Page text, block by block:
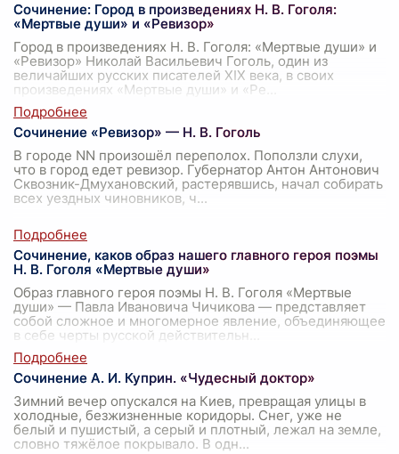
Сочинение: Город в произведениях Н. В. Гоголя:
«Мертвые души» и «Ревизор»
Город в произведениях Н. В. Гоголя: «Мертвые души» и
«Ревизор» Николай Васильевич Гоголь, один из
величайших русских писателей XIX века, в своих
произведениях «Мертвые души» и «Ре
Сочинение «Ревизор» — Н. В. Гоголь
В городе NN произошёл переполох. Поползли слухи,
что в город едет ревизор. Губернатор Антон Антонович
Сквозник-Дмухановский, растерявшись, начал собирать
всех уездных чиновников, ч...
Сочинение, каков образ нашего главного героя поэмы
Н. В. Гоголя «Мертвые души»
Образ главного героя поэмы Н. В. Гоголя «Мертвые
души» — Павла Ивановича Чичикова — представляет
собой сложное и многомерное явление, объединяющее
в себе черты русской действительн
Сочинение А. И. Куприн. «Чудесный доктор»
Зимний вечер опускался на Киев, превращая улицы в
холодные, безжизненные коридоры. Снег, уже не
белый и пушистый, а серый и плотный, лежал на земле,
словно тяжёлое покрывало. В одн...